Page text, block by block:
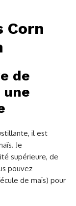
Corn
de
une
il est
Je
supérieure, de
pouvez
de maïs) pour